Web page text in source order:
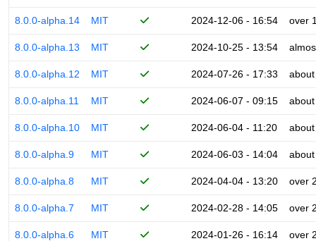
8.0.0-alpha.14 MIT 2024-12-06 - 16:54 over
8.0.0-alpha.13 MIT 2024-10-25 - 13:54
8.0.0-alpha.12 MIT 2024-07-26 - 17:33
8.0.0-alpha.11 MIT 2024-06-07 - 09:15
8.0.0-alpha.10 MIT 2024-06-04 - 11:20
8.0.0-alpha.9 MIT 2024-06-03 - 14:04
8.0.0-alpha.8 MIT 2024-04-04 - 13:20 over
8.0.0-alpha.7 MIT 2024-02-28 - 14:05 over
8.0.0-alpha.6 MIT 2024-01-26 - 16:14 over